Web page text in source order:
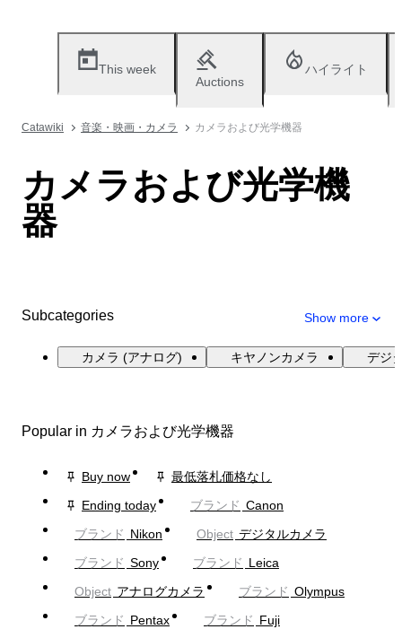
This week
Auctions
ハイライト
Catawiki 音楽・映画・カメラ カメラおよび光学機器
カメラおよび光学機
器
Subcategories Show more
カメラ (アナログ) キヤノンカメラ デジ
Popular in カメラおよび光学機器
Buy now
最低落札価格なし
Ending today
ブランド Canon
ブランド Nikon Object デジタルカメラ
ブランド Sony ブランド Leica
Object アナログカメラ ブランド Olympus
ブランド Pentax ブランド Fuji